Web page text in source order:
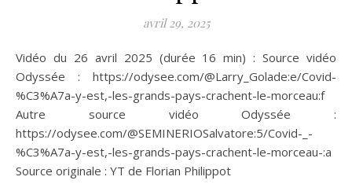
avril 29, 2025
Vidéo du 26 avril 2025 (durée 16 min) : Source vidéo
Odyssée : https://odysee.com/@Larry_Golade:e/Covid-
%C3%A7a-y-est,-les-grands-pays-crachent-le-morceau:f
Autre source vidéo Odyssée :
https://odysee.com/@SEMINERIOSalvatore:5/Covid-_-
%C3%A7a-y-est,-les-grands-pays-crachent-le-morceau-:a
Source originale : YT de Florian Philippot